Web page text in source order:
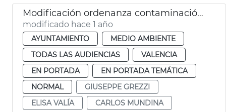
Modificación ordenanza contaminación acústica València y Plan Municipal contaminación acústica
modificado hace 1 año
AYUNTAMIENTO
MEDIO AMBIENTE
TODAS LAS AUDIENCIAS
VALENCIA
EN PORTADA
EN PORTADA TEMÁTICA
NORMAL
GIUSEPPE GREZZI
ELISA VALÍA
CARLOS MUNDINA